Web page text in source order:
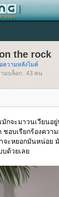
the rock
ความหลังไมค์
มบล็อก : 43 คน
กจะมาวนเวียนอ
ชอบเรียกร้องคว
จะหยอกมันหน่อย
บด้วยเล